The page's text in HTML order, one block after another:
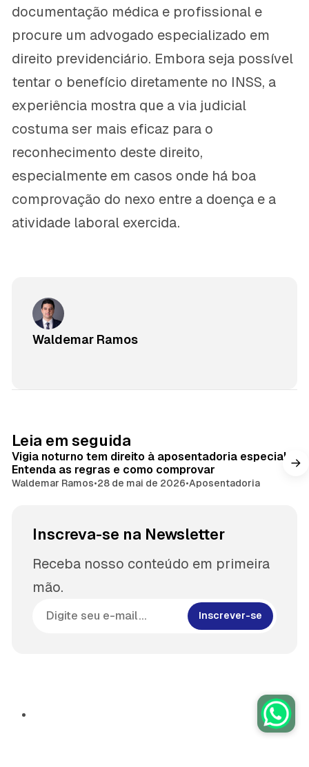
documentação médica e profissional e
procure um advogado especializado em
direito previdenciário. Embora seja possível
tentar o benefício diretamente no INSS, a
experiência mostra que a via judicial
costuma ser mais eficaz para o
reconhecimento deste direito,
especialmente em casos onde há boa
comprovação do nexo entre a doença e a
atividade laboral exercida.
Waldemar Ramos
Leia em seguida
Vigia noturno tem direito à aposentadoria especial?
Entenda as regras e como comprovar
Waldemar Ramos•28 de mai de 2026•Aposentadoria
Inscreva-se na Newsletter
Receba nosso conteúdo em primeira
mão.
Inscrever-se